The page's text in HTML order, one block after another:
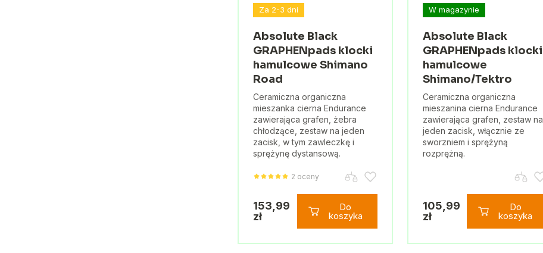
Za 2-3 dni
Absolute Black
GRAPHENpads klocki
hamulcowe Shimano
Road
Ceramiczna organiczna
mieszanka cierna Endurance
zawierająca grafen, żebra
chłodzące, zestaw na jeden
zacisk, w tym zawleczkę i
sprężynę dystansową.
2 oceny
153,99
zł
Do
koszyka
W magazynie
Absolute Black
GRAPHENpads klocki
hamulcowe
Shimano/Tektro
Ceramiczna organiczna
mieszanina cierna Endurance
zawierająca grafen, zestaw na
jeden zacisk, włącznie ze
sworzniem i sprężyną
rozprężną.
105,99
zł
Do
koszyka